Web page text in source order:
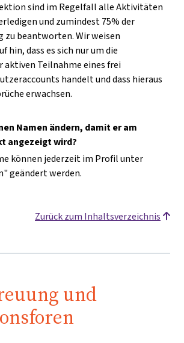
sind im Regelfall alle Aktivitäten
und zumindest 75% der
zu beantworten. Wir weisen
hin, dass es sich nur um die
aktiven Teilnahme eines frei
handelt und dass hieraus
erwachsen.
Namen ändern, damit er am
angezeigt wird?
können jederzeit im Profil unter
geändert werden.
Zurück zum Inhaltsverzeichnis
und